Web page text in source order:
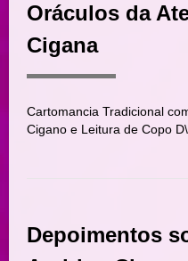
Oráculos da
Cigana
Cartomancia Tradicional
Cigano e Leitura de Copo
Depoimentos